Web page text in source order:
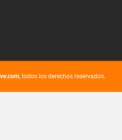
, todos los derechos reservados.